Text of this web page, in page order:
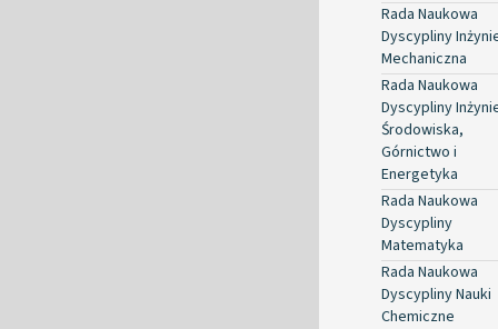
Rada Naukowa
Dyscypliny
Mechaniczna
Rada Naukowa
Dyscypliny
Środowiska,
Górnictwo i
Energetyka
Rada Naukowa
Dyscypliny
Matematyka
Rada Naukowa
Dyscypliny Nauki
Chemiczne